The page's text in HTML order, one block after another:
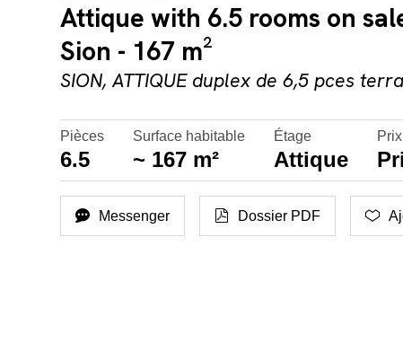
Attique with 6.5 rooms on
Sion - 167 m²
SION, ATTIQUE duplex de 6,5 pces
Pièces
6.5
Surface habitable
~ 167 m²
Étage
Attique
Messenger Dossier PDF